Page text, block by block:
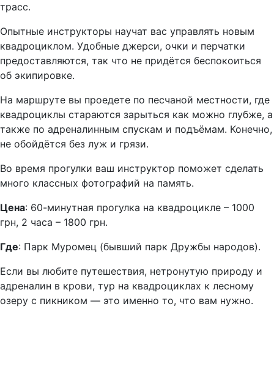
трасс.
Опытные инструкторы научат вас управлять новым
квадроциклом. Удобные джерси, очки и перчатки
предоставляются, так что не придётся беспокоиться
об экипировке.
На маршруте вы проедете по песчаной местности, где
квадроциклы стараются зарыться как можно глубже, а
также по адреналинным спускам и подъёмам. Конечно,
не обойдётся без луж и грязи.
Во время прогулки ваш инструктор поможет сделать
много классных фотографий на память.
Цена: 60-минутная прогулка на квадроцикле – 1000
грн, 2 часа – 1800 грн.
Где: Парк Муромец (бывший парк Дружбы народов).
Если вы любите путешествия, нетронутую природу и
адреналин в крови, тур на квадроциклах к лесному
озеру с пикником — это именно то, что вам нужно.